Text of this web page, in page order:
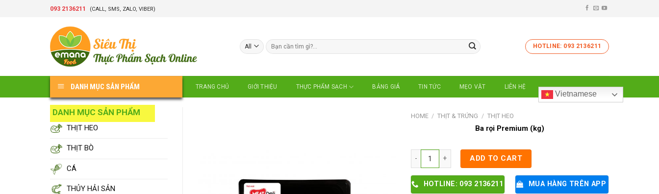
093 2136211 (CALL, SMS, ZALO, VIBER)
Search
for:
HOTLINE: 093 2136211
DANH MỤC SẢN PHẨM TRANG CHỦ GIỚI THIỆU THỰC PHẨM SẠCH BẢNG GIÁ TIN TỨC MẸO VẶT LIÊN HỆ
Vietnamese
DANH MỤC SẢN PHẨM
THỊT HEO
THỊT BÒ
CÁ
THỦY HẢI SẢN
HOME / THỊT & TRỨNG / THỊT HEO
Ba rọi Premium (kg)
Ba rọi Premium (kg) quantity
ADD TO CART
HOTLINE: 093 2136211 MUA HÀNG TRÊN APP